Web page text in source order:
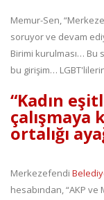
Memur-Sen,
soruyor ve devam
Birimi kurulması… Bu
bu girişim…
“Kadın
çalışmaya
ortalığı
Merkezefendi
hesabından, “AKP